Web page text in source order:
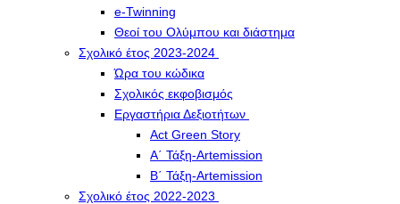
e-Twinning
Θεοί του Ολύμπου και διάστημα
Σχολικό έτος 2023-2024
Ώρα του κώδικα
Σχολικός εκφοβισμός
Εργαστήρια Δεξιοτήτων
Act Green Story
Α΄ Τάξη-Artemission
Β΄ Τάξη-Artemission
Σχολικό έτος 2022-2023